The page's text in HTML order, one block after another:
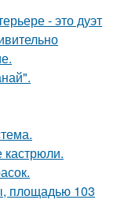
- это дуэт
площадью 103